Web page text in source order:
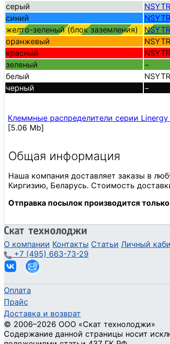
серый
синий
желто-зеленый (блок заземления)
оранжевый
красный
зеленый
−
белый
черный
−
Клеммные распределители серии Linergy
[5.06 Mb]
О компании Контакты Статьи Личный
+7 (495) 663-73-29
Оплата
Прайс
Доставка и возврат
© 2006–2026 ООО «Скат технолоджи»
Содержание данной страницы носит